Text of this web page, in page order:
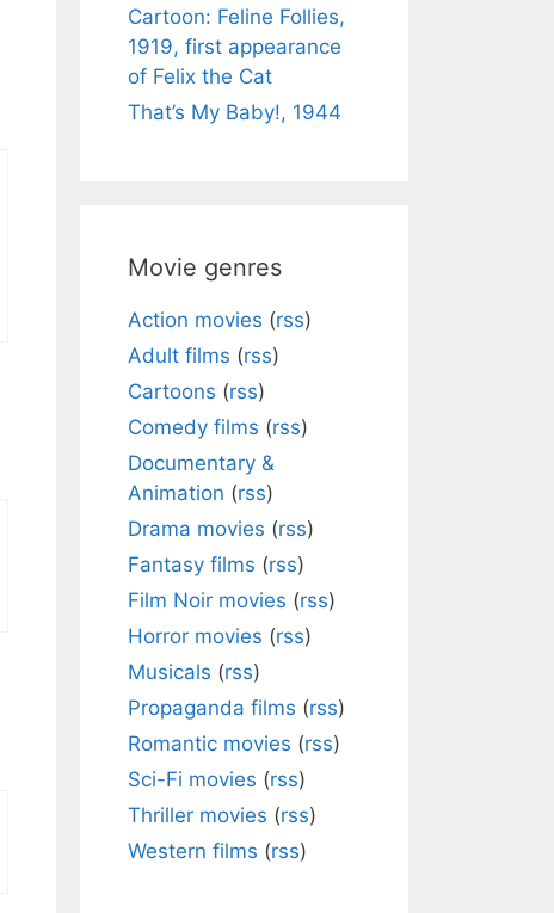
Cartoon: Feline Follies,
1919, first appearance
of Felix the Cat
That’s My Baby!, 1944
Movie genres
Action movies (rss)
Adult films (rss)
Cartoons (rss)
Comedy films (rss)
Documentary &
Animation (rss)
Drama movies (rss)
Fantasy films (rss)
Film Noir movies (rss)
Horror movies (rss)
Musicals (rss)
Propaganda films (rss)
Romantic movies (rss)
Sci-Fi movies (rss)
Thriller movies (rss)
Western films (rss)